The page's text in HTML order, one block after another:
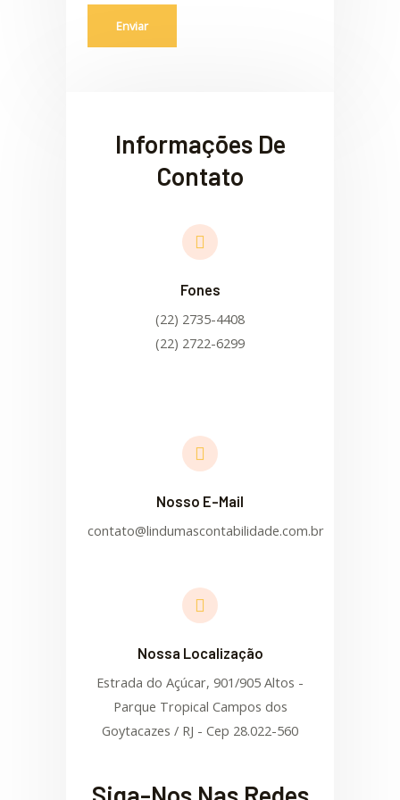
Enviar
Informações De
Contato
Fones
(22) 2735-4408
(22) 2722-6299
Nosso E-Mail
contato@lindumascontabilidade.com.br
Nossa Localização
Estrada do Açúcar, 901/905 Altos -
Parque Tropical Campos dos
Goytacazes / RJ - Cep 28.022-560